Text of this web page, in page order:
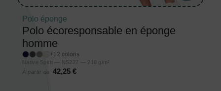
Polo éponge
Polo écoresponsable en éponge
homme
+12 coloris
Native Spirit — NS227 — 210 g/m²
À partir de
42,25 €